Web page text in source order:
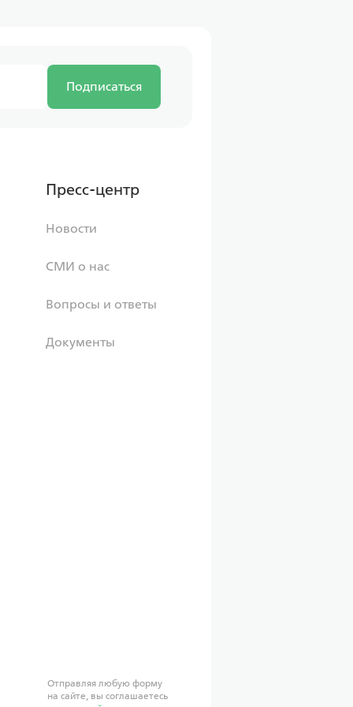
Совкомбанк
597,43 ₽/мес
Подписаться
Отправляя любую форму
на сайте, вы соглашаетесь
Пресс-центр
Новости
СМИ о нас
Вопросы и ответы
Документы